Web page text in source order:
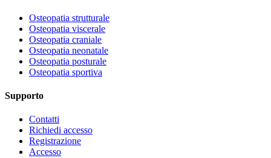
Osteopatia strutturale
Osteopatia viscerale
Osteopatia craniale
Osteopatia neonatale
Osteopatia posturale
Osteopatia sportiva
Supporto
Contatti
Richiedi accesso
Registrazione
Accesso